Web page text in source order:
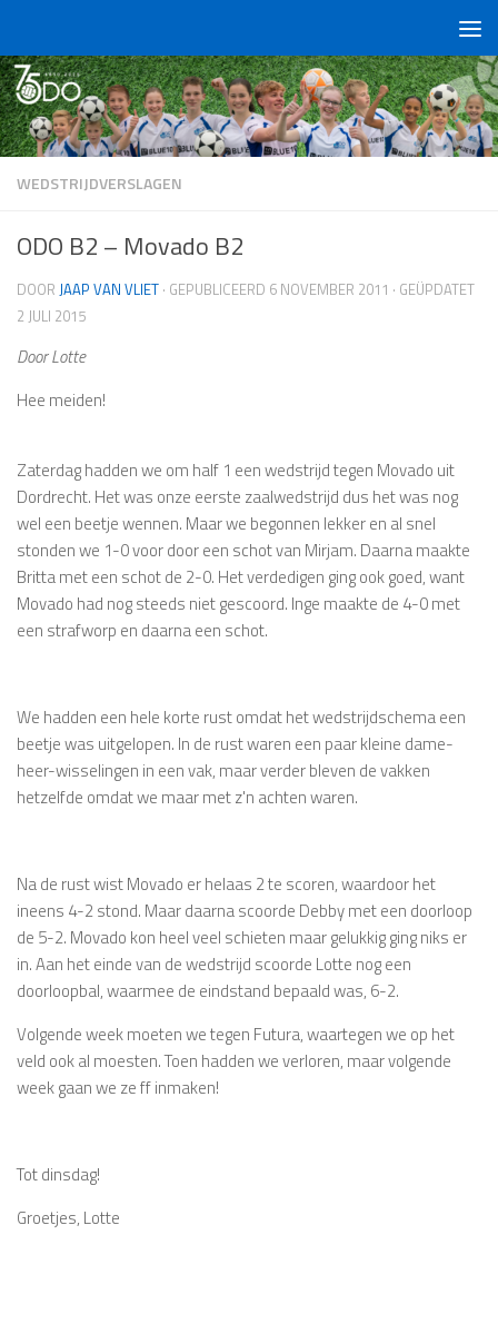
WEDSTRIJDVERSLAGEN
ODO B2 – Movado B2
DOOR JAAP VAN VLIET · GEPUBLICEERD 6 NOVEMBER 2011 · GEÜPDATET
2 JULI 2015
Door Lotte
Hee meiden!
Zaterdag hadden we om half 1 een wedstrijd tegen Movado uit
Dordrecht. Het was onze eerste zaalwedstrijd dus het was nog
wel een beetje wennen. Maar we begonnen lekker en al snel
stonden we 1-0 voor door een schot van Mirjam. Daarna maakte
Britta met een schot de 2-0. Het verdedigen ging ook goed, want
Movado had nog steeds niet gescoord. Inge maakte de 4-0 met
een strafworp en daarna een schot.
We hadden een hele korte rust omdat het wedstrijdschema een
beetje was uitgelopen. In de rust waren een paar kleine dame-
heer-wisselingen in een vak, maar verder bleven de vakken
hetzelfde omdat we maar met z'n achten waren.
Na de rust wist Movado er helaas 2 te scoren, waardoor het
ineens 4-2 stond. Maar daarna scoorde Debby met een doorloop
de 5-2. Movado kon heel veel schieten maar gelukkig ging niks er
in. Aan het einde van de wedstrijd scoorde Lotte nog een
doorloopbal, waarmee de eindstand bepaald was, 6-2.
Volgende week moeten we tegen Futura, waartegen we op het
veld ook al moesten. Toen hadden we verloren, maar volgende
week gaan we ze ff inmaken!
Tot dinsdag!
Groetjes, Lotte